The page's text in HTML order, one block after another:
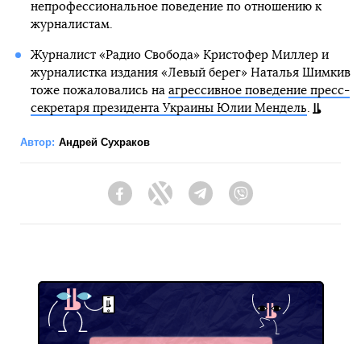
непрофессиональное поведение по отношению к
журналистам.
Журналист «Радио Свобода» Кристофер Миллер и
журналистка издания «Левый берег» Наталья Шимкив
тоже пожаловались на агрессивное поведение пресс-
секретаря президента Украины Юлии Мендель.
Автор: Андрей Сухраков
FacebookTwitter Telegram